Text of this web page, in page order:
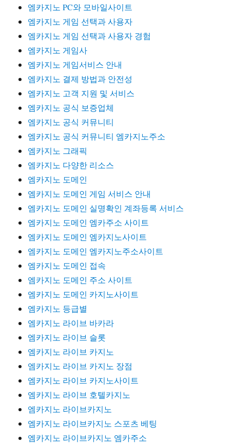
엠카지노 PC와 모바일사이트
엠카지노 게임 선택과 사용자
엠카지노 게임 선택과 사용자 경험
엠카지노 게임사
엠카지노 게임서비스 안내
엠카지노 결제 방법과 안전성
엠카지노 고객 지원 및 서비스
엠카지노 공식 보증업체
엠카지노 공식 커뮤니티
엠카지노 공식 커뮤니티 엠카지노주소
엠카지노 그래픽
엠카지노 다양한 리소스
엠카지노 도메인
엠카지노 도메인 게임 서비스 안내
엠카지노 도메인 실명확인 계좌등록 서비스
엠카지노 도메인 엠카주소 사이트
엠카지노 도메인 엠카지노사이트
엠카지노 도메인 엠카지노주소사이트
엠카지노 도메인 접속
엠카지노 도메인 주소 사이트
엠카지노 도메인 카지노사이트
엠카지노 등급별
엠카지노 라이브 바카라
엠카지노 라이브 슬롯
엠카지노 라이브 카지노
엠카지노 라이브 카지노 장점
엠카지노 라이브 카지노사이트
엠카지노 라이브 호텔카지노
엠카지노 라이브카지노
엠카지노 라이브카지노 스포츠 베팅
엠카지노 라이브카지노 엠카주소